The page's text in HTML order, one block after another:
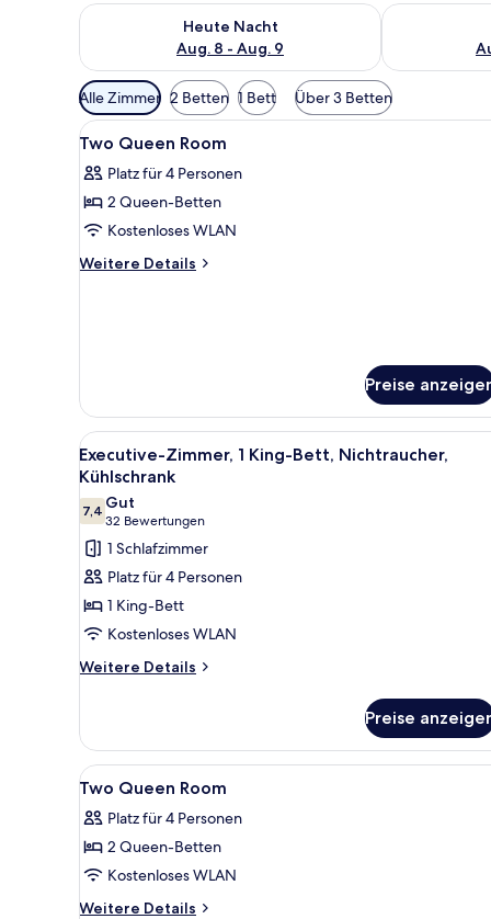
Heute Nacht
Aug. 8 - Aug. 9
Überprüfe die Verfügbarkeit für heute Nacht, Aug. 8
Überprüfe
Verfügbare
Filter
für
Alle Zimmer 2 Betten 1 Bett Über 3 Betten
Alle
Fotos
für
Two
Queen
Room
Verdunkelungsvorhänge,
2
Two Queen Room
Platz für 4 Personen
2 Queen-Betten
Kostenloses WLAN
Weitere Details
Weitere
Preise
Alle
Fotos
für
Executive-
Zimmer,
1 King-
Bett,
Nichtraucher,
Kühlschrank
anzeigen
Ein Hotelzimmer mit Bett,
7
Executive-Zimmer, 1 King-Bett, Nichtraucher,
Kühlschrank
7,47,4 von 10
Gut
32 Bewertungen
(32
Bewertungen)
1 Schlafzimmer
Platz für 4 Personen
1 King-Bett
Kostenloses WLAN
Weitere Details
Weitere
Zimmer,
1 King-
Bett,
Kühlschrank
Preise
Alle
Fotos
für
Two
Queen
Room
Verdunkelungsvorhänge,
9
Two Queen Room
Platz für 4 Personen
2 Queen-Betten
Kostenloses WLAN
Weitere Details
Weitere